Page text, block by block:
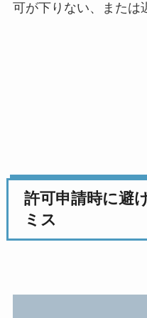
可が下りない、または
許可申請時に避
ミス